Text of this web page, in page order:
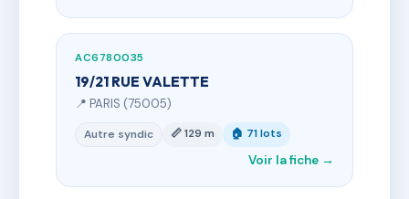
AC6780035
19/21 RUE VALETTE
📍 PARIS (75005)
Autre syndic 📏 129 m 🏠 71 lots
Voir la fiche →